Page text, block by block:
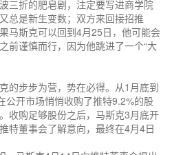
折的肥皂剧，注定要写进商学院
总是新生变数；双方来回接招推
马斯克可以回到4月25日，他可能会
前谨慎而行，因为他跳进了一个“大
步步为营，势在必得。从1月底到
公开市场悄悄收购了推特9.2%的股
收购足够股份之后，马斯克3月底开
特董事会了解意向，最终在4月4日